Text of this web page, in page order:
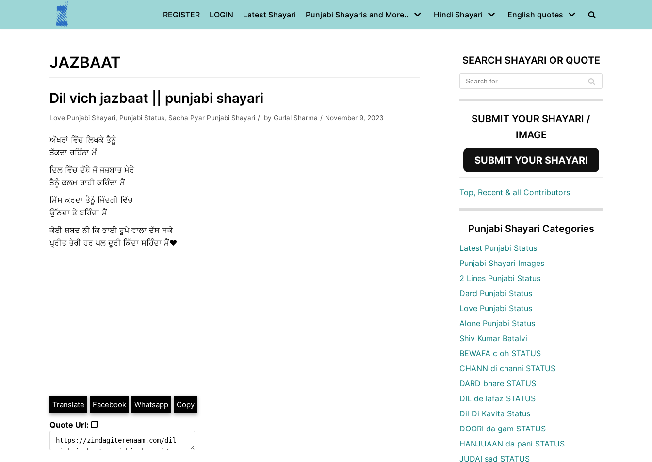
REGISTER LOGIN Latest Shayari Punjabi Shayaris and More.. Hindi Shayari English quotes
JAZBAAT
Dil vich jazbaat || punjabi shayari
Love Punjabi Shayari, Punjabi Status, Sacha Pyar Punjabi Shayari by Gurlal Sharma November 9, 2023
ਅੱਖਰਾਂ ਵਿੱਚ ਲਿਖਕੇ ਤੈਨੂੰ
ਤੱਕਦਾ ਰਹਿੰਨਾ ਮੈਂ
ਦਿਲ ਵਿੱਚ ਦੱਬੇ ਜੋ ਜਜ਼ਬਾਤ ਮੇਰੇ
ਤੈਨੂੰ ਕਲਮ ਰਾਹੀ ਕਹਿੰਦਾ ਮੈਂ
ਮਿੱਸ ਕਰਦਾ ਤੈਨੂੰ ਜਿੰਦਗੀ ਵਿੱਚ
ਉੱਠਦਾ ਤੇ ਬਹਿੰਦਾ ਮੈਂ
ਕੋਈ ਸ਼ਬਦ ਨੀ ਕਿ ਭਾਈ ਰੂਪੇ ਵਾਲਾ ਦੱਸ ਸਕੇ
ਪ੍ਰੀਤ ਤੇਰੀ ਹਰ ਪਲ ਦੂਰੀ ਕਿੱਦਾ ਸਹਿੰਦਾ ਮੈਂ❤️
Translate Facebook Whatsapp Copy
Quote Url: ❐
SEARCH SHAYARI OR QUOTE
SUBMIT YOUR SHAYARI /
IMAGE
SUBMIT YOUR SHAYARI
Top, Recent & all Contributors
Punjabi Shayari Categories
Latest Punjabi Status
Punjabi Shayari Images
2 Lines Punjabi Status
Dard Punjabi Status
Love Punjabi Status
Alone Punjabi Status
Shiv Kumar Batalvi
BEWAFA c oh STATUS
CHANN di channi STATUS
DARD bhare STATUS
DIL de lafaz STATUS
Dil Di Kavita Status
DOORI da gam STATUS
HANJUAAN da pani STATUS
JUDAI sad STATUS